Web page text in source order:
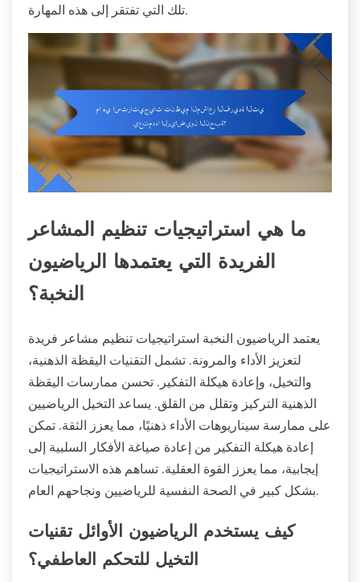
تلك التي تفتقر إلى هذه المهارة.
ما هي استراتيجيات تنظيم المشاعر
الفريدة التي يعتمدها الرياضيون
النخبة؟
يعتمد الرياضيون النخبة استراتيجيات تنظيم مشاعر فريدة
لتعزيز الأداء والمرونة. تشمل التقنيات اليقظة الذهنية،
والتخيل، وإعادة هيكلة التفكير. تحسن ممارسات اليقظة
الذهنية التركيز وتقلل من القلق. يساعد التخيل الرياضيين
على ممارسة سيناريوهات الأداء ذهنيًا، مما يعزز الثقة. تمكن
إعادة هيكلة التفكير من إعادة صياغة الأفكار السلبية إلى
إيجابية، مما يعزز القوة العقلية. تساهم هذه الاستراتيجيات
بشكل كبير في الصحة النفسية للرياضيين ونجاحهم العام.
كيف يستخدم الرياضيون الأوائل تقنيات
التخيل للتحكم العاطفي؟